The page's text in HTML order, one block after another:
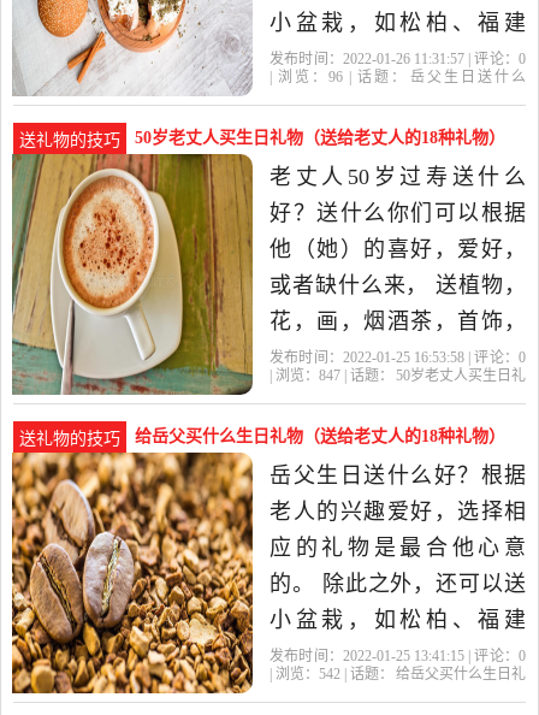
小盆栽，如松柏、福建
茶；或者送一些长寿耐开
兰、万年青、常春藤等；
在颜色方面，尽量送喜
气、热闹的颜色花卉，不
要送全白或太过素雅的花
朵。推荐...岳父60
发布时间：2022-01-26 11:31:57 | 评论： 0
| 浏览： 96 | 话题：
岳父生日送什么
送礼物的技巧 50岁老丈人买生日礼物（送给老丈人的18种礼物）
老丈人50岁过寿送什么
好？送什么你们可以根据
他（她）的喜好，爱好，
或者缺什么来， 送植物，
花，画，烟酒茶，首饰，
十字绣，陶瓷类，购物
这里我要说的是，不能送
什么 给你们提个醒，信者
自信，不信就当笑话
看。。多了解毕竟没坏
处。 1、不能送钟.
发布时间：2022-01-25 16:53:58 | 评论： 0
| 浏览： 847 | 话题：
50岁老丈人买生日礼
送礼物的技巧 给岳父买什么生日礼物（送给老丈人的18种礼物）
岳父生日送什么好？根据
老人的兴趣爱好，选择相
应的礼物是最合他心意
的。 除此之外，还可以送
小盆栽，如松柏、福建
茶；或者送一些长寿耐开
发布时间：2022-01-25 13:41:15 | 评论： 0
| 浏览： 542 | 话题：
给岳父买什么生日礼